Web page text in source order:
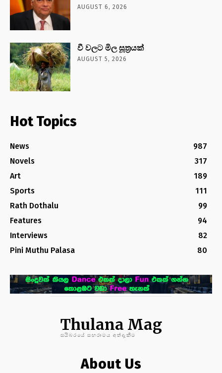
AUGUST 6, 2026
වී වලට මිල සූත්‍රයක්
AUGUST 5, 2026
Hot Topics
News
987
Novels
317
Art
189
Sports
111
Rath Dothalu
99
Features
94
Interviews
82
Pini Muthu Palasa
80
Thulana Mag
සයිබරයේ සඟරාමය අත්දැකීම
About Us